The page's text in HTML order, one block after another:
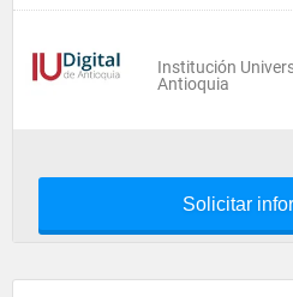
Institución
Antioquia
Solicitar